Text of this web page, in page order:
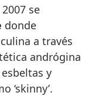
se
donde
a través
andrógina
y
‘skinny’.